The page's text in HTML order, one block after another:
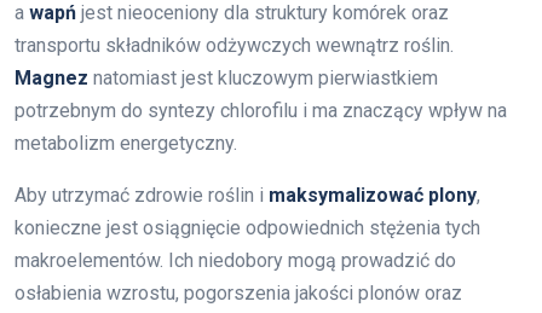
a wapń jest nieoceniony dla struktury komórek oraz
transportu składników odżywczych wewnątrz roślin.
Magnez natomiast jest kluczowym pierwiastkiem
potrzebnym do syntezy chlorofilu i ma znaczący wpływ na
metabolizm energetyczny.
Aby utrzymać zdrowie roślin i maksymalizować plony,
konieczne jest osiągnięcie odpowiednich stężenia tych
makroelementów. Ich niedobory mogą prowadzić do
osłabienia wzrostu, pogorszenia jakości plonów oraz